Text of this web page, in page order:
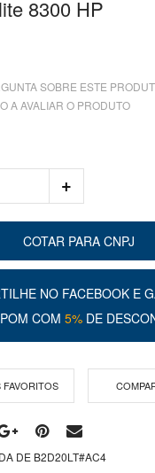
8300 HP
SOBRE ESTE
A AVALIAR O PRODUTO
COTAR PARA CNPJ
NO FACEBOOK E
COM 5% DE
DE B2D20LT#AC4